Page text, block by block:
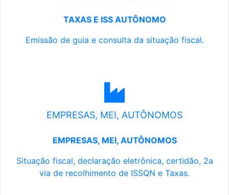
TAXAS E ISS AUTÔNOMO
Emissão de guia e consulta da situação fiscal.
EMPRESAS, MEI, AUTÔNOMOS
EMPRESAS, MEI, AUTÔNOMOS
Situação fiscal, declaração eletrônica, certidão, 2a
via de recolhimento de ISSQN e Taxas.